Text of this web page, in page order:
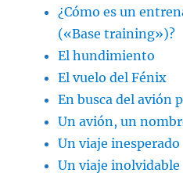
¿Cómo es un
(«Base training»)?
El hundimiento
El vuelo del Fénix
En busca del avión
Un avión, un
Un viaje inesperado
Un viaje inolvidable